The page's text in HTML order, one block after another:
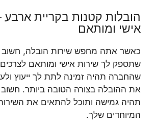
הובלות קטנות בקריית
אישי ומותאם
כאשר אתה מחפש שירות הובלה, חשוב
שתספק לך שירות אישי ומותאם
שהחברה תהיה זמינה לתת לך ייעוץ
את ההובלה בצורה הטובה ביותר.
תהיה גמישה ותוכל להתאים את
המיוחדים שלך.